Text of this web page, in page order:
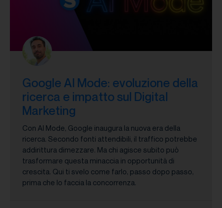
Google AI Mode: evoluzione della
ricerca e impatto sul Digital
Marketing
Con AI Mode, Google inaugura la nuova era della
ricerca. Secondo fonti attendibili, il traffico potrebbe
addirittura dimezzare. Ma chi agisce subito può
trasformare questa minaccia in opportunità di
crescita. Qui ti svelo come farlo, passo dopo passo,
prima che lo faccia la concorrenza.